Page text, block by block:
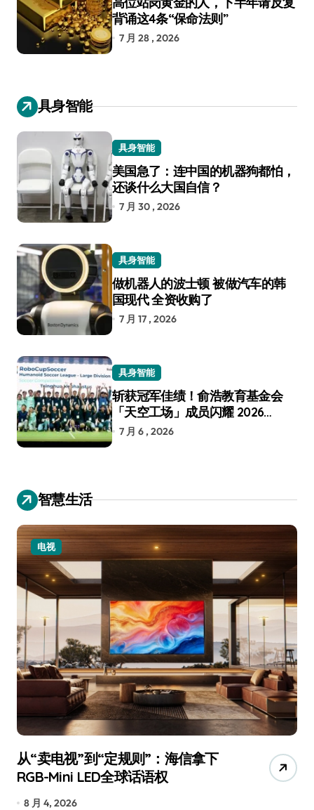
背诵这4条“保命法则”
7 月 28 , 2026
具身智能
具身智能
美国急了：连中国的机器狗都怕，
还谈什么大国自信？
7 月 30 , 2026
具身智能
做机器人的波士顿 被做汽车的韩
国现代 全资收购了
7 月 17 , 2026
具身智能
斩获冠军佳绩！俞浩教育基金会
「天空工场」成员闪耀 2026
RoboCup 机器人世界杯
7 月 6 , 2026
智慧生活
电视
从“卖电视”到“定规则”：海信拿下
RGB-Mini LED全球话语权
8 月 4, 2026